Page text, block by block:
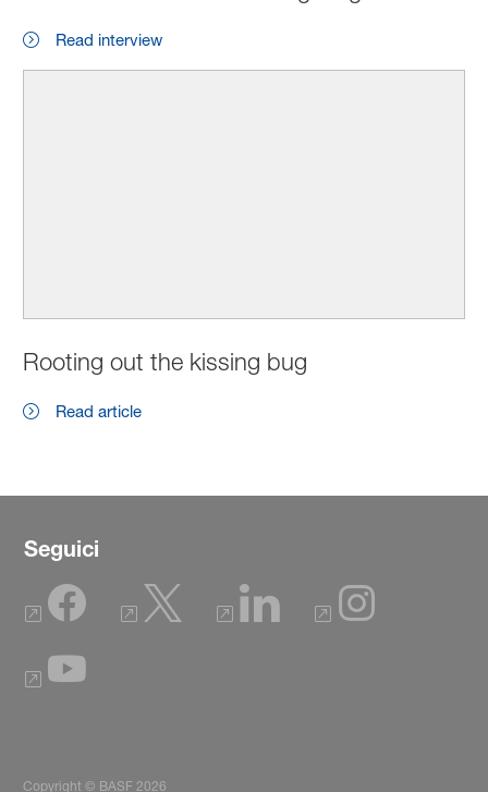
Read interview
Rooting out the kissing bug
Read article
Seguici
Copyright © BASF 2026